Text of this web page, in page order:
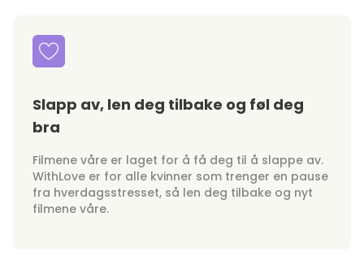
Slapp av, len deg tilbake og føl deg
bra
Filmene våre er laget for å få deg til å slappe av.
WithLove er for alle kvinner som trenger en pause
fra hverdagsstresset, så len deg tilbake og nyt
filmene våre.